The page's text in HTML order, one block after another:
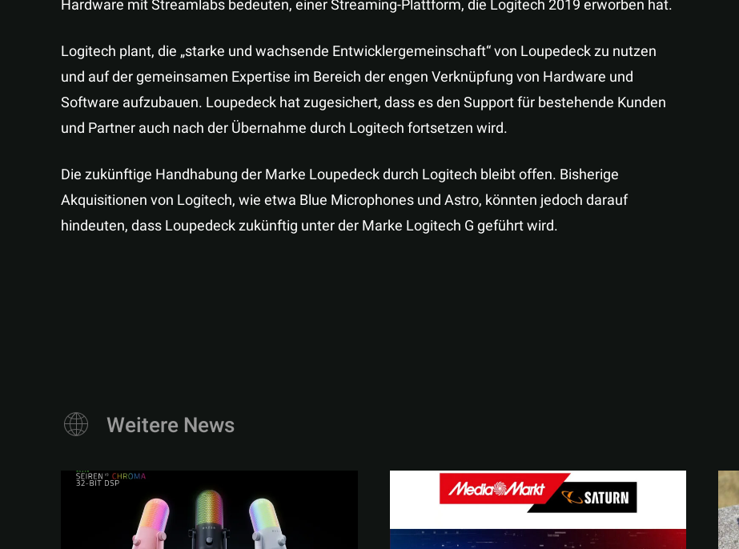
Hardware mit Streamlabs bedeuten, einer Streaming-Plattform, die Logitech 2019 erworben hat.
Logitech plant, die „starke und wachsende Entwicklergemeinschaft“ von Loupedeck zu nutzen
und auf der gemeinsamen Expertise im Bereich der engen Verknüpfung von Hardware und
Software aufzubauen. Loupedeck hat zugesichert, dass es den Support für bestehende Kunden
und Partner auch nach der Übernahme durch Logitech fortsetzen wird.
Die zukünftige Handhabung der Marke Loupedeck durch Logitech bleibt offen. Bisherige
Akquisitionen von Logitech, wie etwa Blue Microphones und Astro, könnten jedoch darauf
hindeuten, dass Loupedeck zukünftig unter der Marke Logitech G geführt wird.
Weitere News